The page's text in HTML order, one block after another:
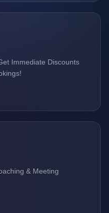
Immediate Discounts
& Meeting